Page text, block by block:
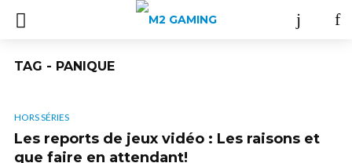
TAG - PANIQUE
HORS SÉRIES
Les reports de jeux vidéo : Les raisons et
que faire en attendant!